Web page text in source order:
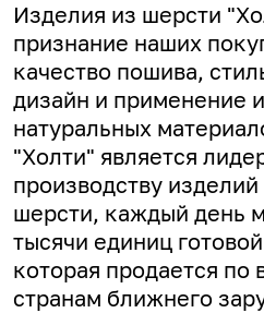
Изделия из шерсти
признание наших
качество пошива,
дизайн и применение
натуральных
"Холти" является
производству
шерсти, каждый день
тысячи единиц
которая продается по
странам ближнего